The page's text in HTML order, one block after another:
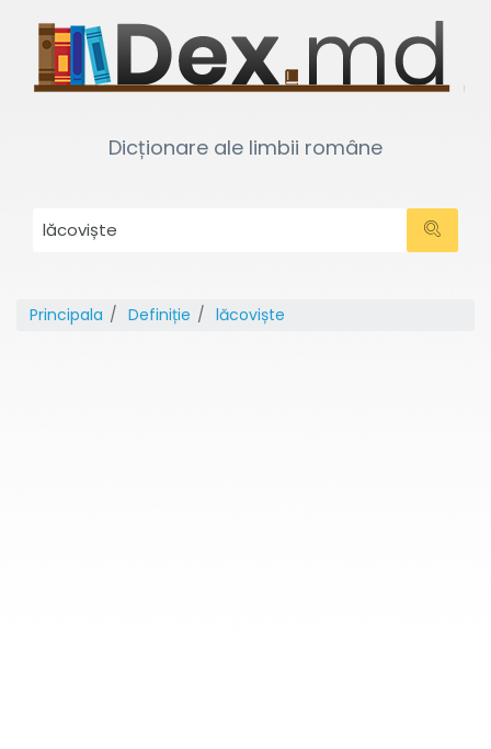
Dicționare ale limbii române
Principala Definiție lăcoviște